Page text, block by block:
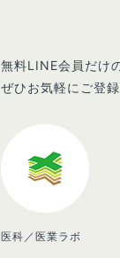
無料LINE会員だけ
ぜひお気軽にご登録
医科／医業ラボ